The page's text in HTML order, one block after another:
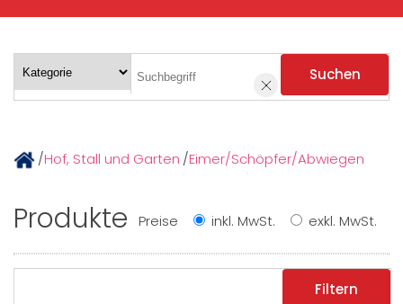
Suchen
/Hof, Stall und Garten /Eimer/Schöpfer/Abwiegen
Produkte Preise inkl. MwSt. exkl. MwSt.
Filtern